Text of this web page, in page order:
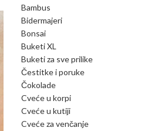
Bambus
Bidermajeri
Bonsai
Buketi XL
Buketi za sve prilike
Čestitke i poruke
Čokolade
Cveće u korpi
Cveće u kutiji
Cveće za venčanje